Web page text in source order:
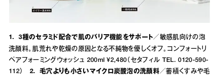
1. 3種のセラミド配合で肌のバリア機能をサポート／敏感肌向けの泡
洗顔料。肌荒れや乾燥の原因となる不純物を優しくオフ。コンフォートリ
ペアフォーミングウォッシュ 200ml ¥2,480（セタフィル TEL. 0120-590-
112） 2. 毛穴よりも小さいマイクロ炭酸泡の洗顔料／蓄積くすみや毛